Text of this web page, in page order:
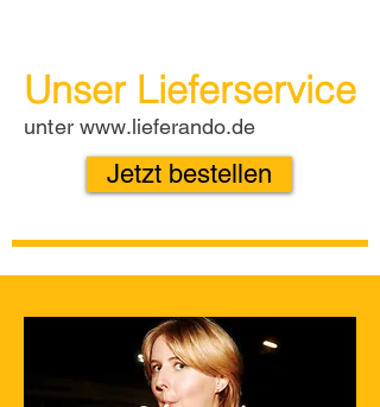
Unser Lieferservice
unterwww.lieferando.de
Jetzt bestellen